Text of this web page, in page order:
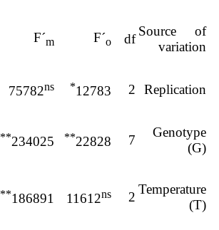
Source of
variation
df
F´o
F´m
Replication
2
12783
*
75782ns
Genotype
(G)
7
22828
**
234025
**
Temperature
(T)
2
11612ns
186891
**